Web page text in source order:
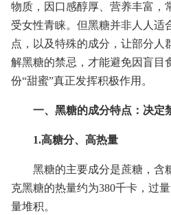
物质，因口感醇厚、营养丰富，
受女性青睐。但黑糖并非人人适
点，以及特殊的成分，让部分人
解黑糖的禁忌，才能避免因盲目
份“甜蜜”真正发挥积极作用。
一、黑糖的成分特点：决定
1.高糖分、高热量
黑糖的主要成分是蔗糖，含
克黑糖的热量约为380千卡，过
量堆积。